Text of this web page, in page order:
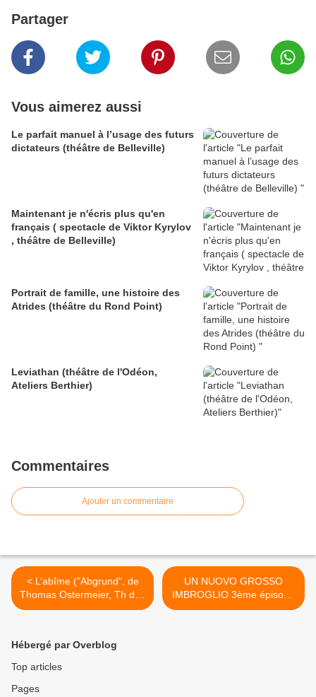
Partager
Vous aimerez aussi
Le parfait manuel à l’usage des futurs
dictateurs (théâtre de Belleville)
Maintenant je n'écris plus qu'en
français ( spectacle de Viktor Kyrylov
, théâtre de Belleville)
Portrait de famille, une histoire des
Atrides (théâtre du Rond Point)
Leviathan (théâtre de l'Odéon,
Ateliers Berthier)
Commentaires
Ajouter un commentaire
< L’abîme ("Abgrund", de
Thomas Ostermeier, Th des
Gémeaux, Sceaux)
UN NUOVO GROSSO
IMBROGLIO 3ème épisode
>
Hébergé par Overblog
Top articles
Pages